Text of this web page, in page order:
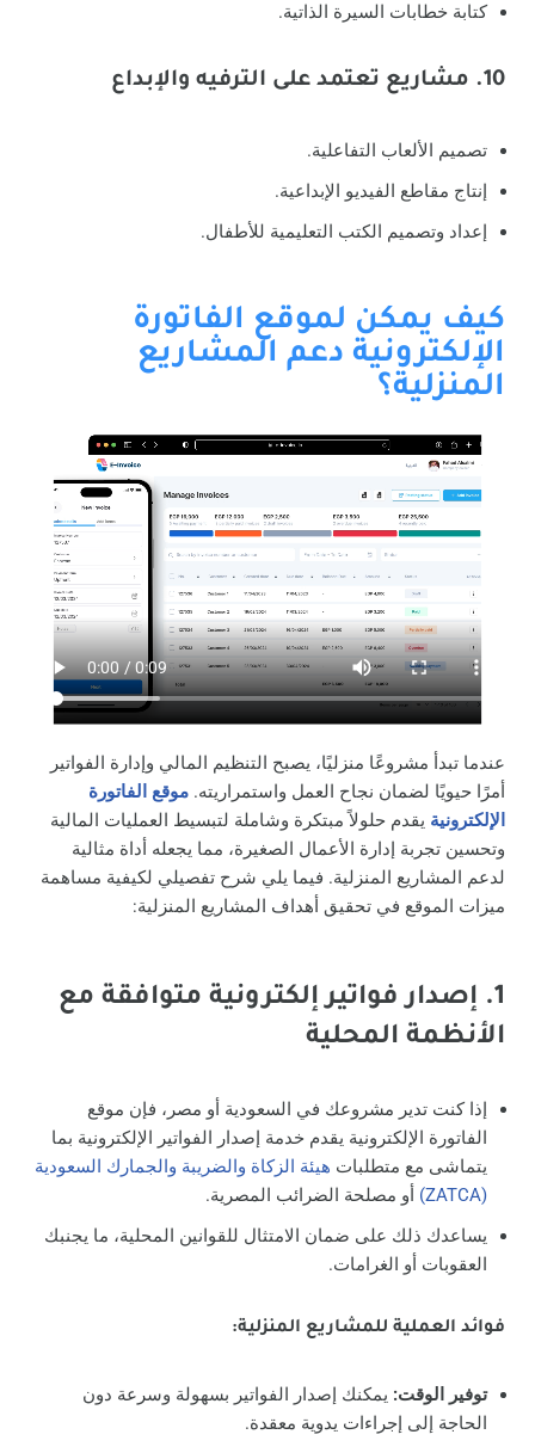
كتابة خطابات السيرة الذاتية.
10. مشاريع تعتمد على الترفيه والإبداع
تصميم الألعاب التفاعلية.
إنتاج مقاطع الفيديو الإبداعية.
إعداد وتصميم الكتب التعليمية للأطفال.
كيف يمكن لموقع الفاتورة
الإلكترونية دعم المشاريع
المنزلية؟
عندما تبدأ مشروعًا منزليًا، يصبح التنظيم المالي وإدارة الفواتير
أمرًا حيويًا لضمان نجاح العمل واستمراريته. موقع الفاتورة
الإلكترونية يقدم حلولاً مبتكرة وشاملة لتبسيط العمليات المالية
وتحسين تجربة إدارة الأعمال الصغيرة، مما يجعله أداة مثالية
لدعم المشاريع المنزلية. فيما يلي شرح تفصيلي لكيفية مساهمة
ميزات الموقع في تحقيق أهداف المشاريع المنزلية:
1. إصدار فواتير إلكترونية متوافقة مع
الأنظمة المحلية
إذا كنت تدير مشروعك في السعودية أو مصر، فإن موقع
الفاتورة الإلكترونية يقدم خدمة إصدار الفواتير الإلكترونية بما
يتماشى مع متطلبات هيئة الزكاة والضريبة والجمارك السعودية
(ZATCA)
أو مصلحة الضرائب المصرية.
يساعدك ذلك على ضمان الامتثال للقوانين المحلية، ما يجنبك
العقوبات أو الغرامات.
فوائد العملية للمشاريع المنزلية:
توفير الوقت: يمكنك إصدار الفواتير بسهولة وسرعة دون
الحاجة إلى إجراءات يدوية معقدة.